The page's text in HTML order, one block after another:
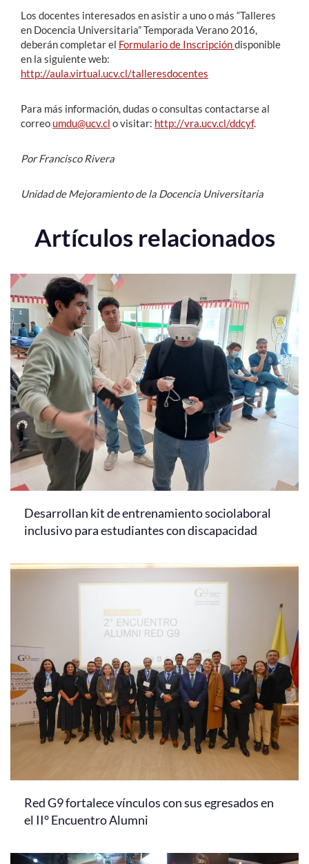
Los docentes interesados en asistir a uno o más “Talleres
en Docencia Universitaria” Temporada Verano 2016,
deberán completar el Formulario de Inscripcióndisponible
en la siguiente web:
http://aula.virtual.ucv.cl/talleresdocentes
Para más información, dudas o consultas contactarse al
correo umdu@ucv.cl o visitar: http://vra.ucv.cl/ddcyf.
Por Francisco Rivera
Unidad de Mejoramiento de la Docencia Universitaria
Artículos relacionados
Desarrollan kit de entrenamiento sociolaboral
inclusivo para estudiantes con discapacidad
Red G9 fortalece vínculos con sus egresados en
el II° Encuentro Alumni